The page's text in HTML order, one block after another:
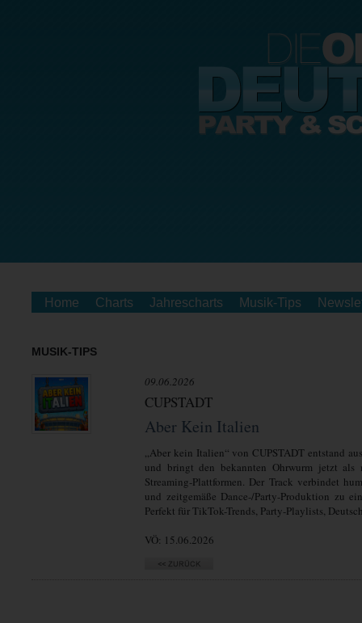
Home Charts Jahrescharts Musik-Tips
MUSIK-TIPS
09.06.2026
CUPSTADT
Aber Kein Italien
„Aber kein Italien“ von CUPSTADT entstand
und bringt den bekannten Ohrwurm jetzt als
Streaming-Plattformen. Der Track verbindet
und zeitgemäße Dance-/Party-Produktion zu
Perfekt für TikTok-Trends, Party-Playlists,
VÖ: 15.06.2026